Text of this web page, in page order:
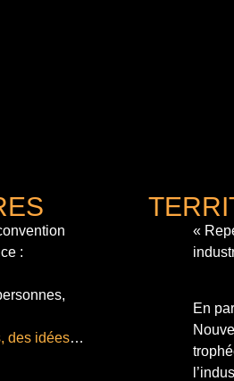
:
des idées…
«
En